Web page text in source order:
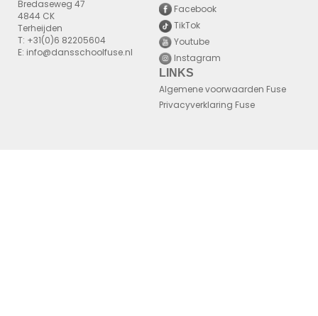
Bredaseweg 47
4844 CK
Terheijden
T: +31(0)6 82205604
E: info@dansschoolfuse.nl
Facebook
TikTok
Youtube
Instagram
LINKS
Algemene voorwaarden Fuse
Privacyverklaring Fuse